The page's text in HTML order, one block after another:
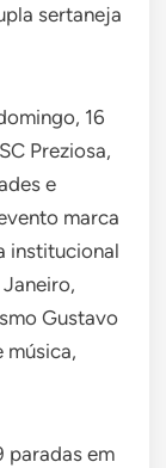
sertaneja
16
Preziosa,
e
marca
institucional
Gustavo
música,
paradas em